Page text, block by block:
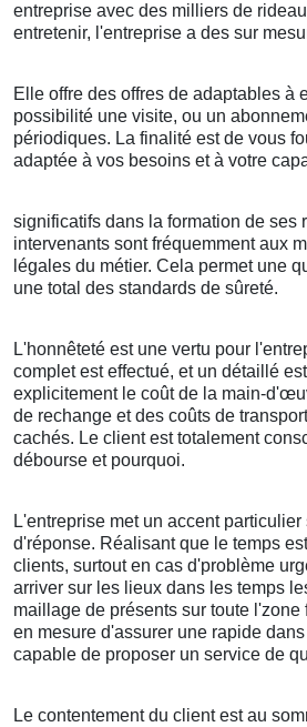
entreprise avec des milliers de
entretenir, l'entreprise a des sur
Elle offre des offres de adaptables à
possibilité une visite, ou un
périodiques. La finalité est de vous
adaptée à vos besoins et à votre
significatifs dans la formation de ses
intervenants sont fréquemment aux
légales du métier. Cela permet une
une total des standards de sûreté.
L'honnêteté est une vertu pour
complet est effectué, et un détaillé
explicitement le coût de la main-
de rechange et des coûts de
cachés. Le client est totalement
débourse et pourquoi.
L'entreprise met un accent
d'réponse. Réalisant que le temps
clients, surtout en cas d'problème
arriver sur les lieux dans les temps
maillage de présents sur toute
en mesure d'assurer une rapide
capable de proposer un service de
Le contentement du client est au